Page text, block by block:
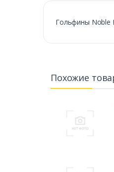
Гольфины Noble
Похожие